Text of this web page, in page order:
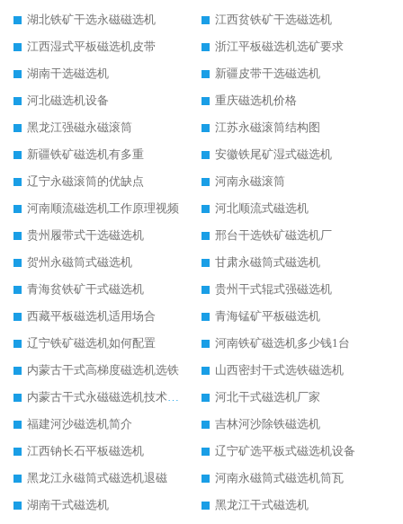
湖北铁矿干选永磁磁选机
江西贫铁矿干选磁选机
江西湿式平板磁选机皮带
浙江平板磁选机选矿要求
湖南干选磁选机
新疆皮带干选磁选机
河北磁选机设备
重庆磁选机价格
黑龙江强磁永磁滚筒
江苏永磁滚筒结构图
新疆铁矿磁选机有多重
安徽铁尾矿湿式磁选机
辽宁永磁滚筒的优缺点
河南永磁滚筒
河南顺流磁选机工作原理视频
河北顺流式磁选机
贵州履带式干选磁选机
邢台干选铁矿磁选机厂
贺州永磁筒式磁选机
甘肃永磁筒式磁选机
青海贫铁矿干式磁选机
贵州干式辊式强磁选机
西藏平板磁选机适用场合
青海锰矿平板磁选机
辽宁铁矿磁选机如何配置
河南铁矿磁选机多少钱1台
内蒙古干式高梯度磁选机选铁
山西密封干式选铁磁选机
内蒙古干式永磁磁选机技术要求
河北干式磁选机厂家
福建河沙磁选机简介
吉林河沙除铁磁选机
江西钠长石平板磁选机
辽宁矿选平板式磁选机设备
黑龙江永磁筒式磁选机退磁
河南永磁筒式磁选机筒瓦
湖南干式磁选机
黑龙江干式磁选机